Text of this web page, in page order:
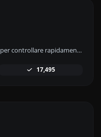
Utilizza il nostro strumento di ping per controllare rapidamente ed efficacemente lo stato e il tempo di risposta di qualsiasi sito web, server o porta.
17,495